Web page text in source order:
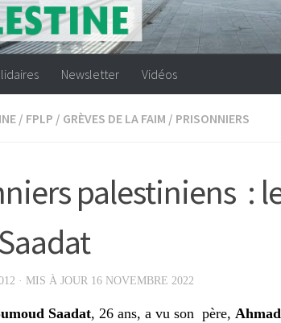
Newsletter Vidéos
/ FPLP / GRÈVES DE LA FAIM / PRISONNIERS
palestiniens :
· MIS À JOUR 16 NOVEMBRE 2022
Saadat, 26 ans, a vu son père,